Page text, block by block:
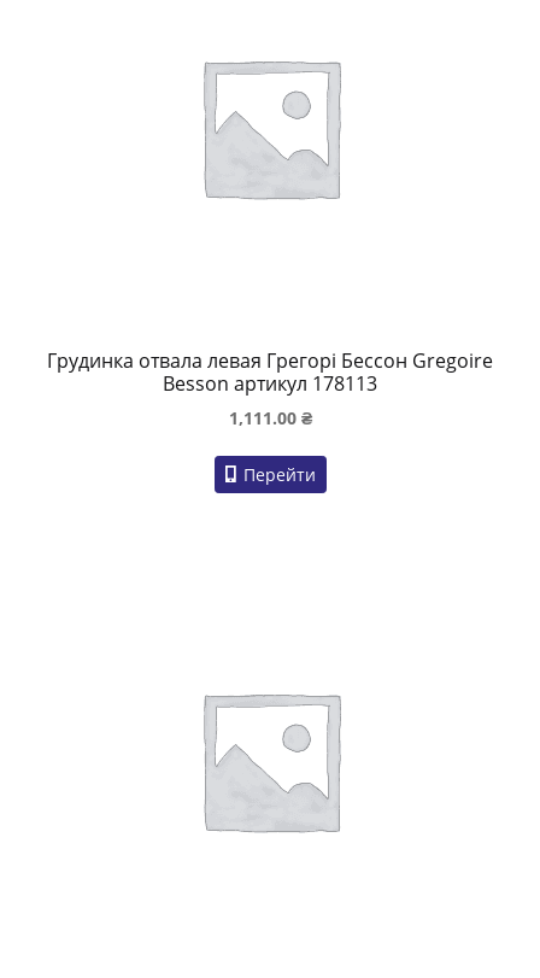
Грудинка отвала левая Грегорі Бессон Gregoire
Besson артикул 178113
1,111.00 ₴
Перейти